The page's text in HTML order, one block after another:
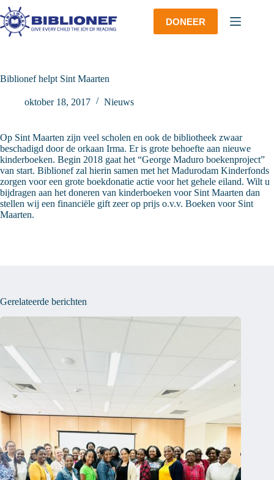
Ga
naar
de
inhoud
DONEER
Biblionef helpt Sint Maarten
oktober 18, 2017 Nieuws
Op Sint Maarten zijn veel scholen en ook de bibliotheek zwaar
beschadigd door de orkaan Irma. Er is grote behoefte aan nieuwe
kinderboeken. Begin 2018 gaat het “George Maduro boekenproject”
van start. Biblionef zal hierin samen met het Madurodam Kinderfonds
zorgen voor een grote boekdonatie actie voor het gehele eiland. Wilt u
bijdragen aan het doneren van kinderboeken voor Sint Maarten dan
stellen wij een financiële gift zeer op prijs o.v.v. Boeken voor Sint
Maarten.
Gerelateerde berichten